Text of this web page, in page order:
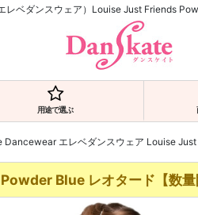
レベダンスウェア）Louise Just Friends
用途で選ぶ
Dancewear エレベダンスウェア Louise
Blue レオタード【数量